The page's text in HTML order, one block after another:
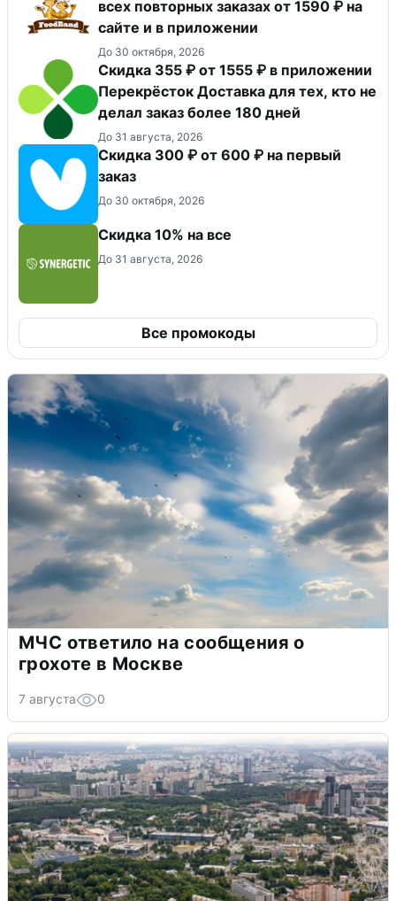
всех повторных заказах от 1590 ₽ на
сайте и в приложении
До 30 октября, 2026
Скидка 355 ₽ от 1555 ₽ в приложении
Перекрёсток Доставка для тех, кто не
делал заказ более 180 дней
До 31 августа, 2026
Скидка 300 ₽ от 600 ₽ на первый
заказ
До 30 октября, 2026
Скидка 10% на все
До 31 августа, 2026
Все промокоды
МЧС ответило на сообщения о
грохоте в Москве
7 августа 0